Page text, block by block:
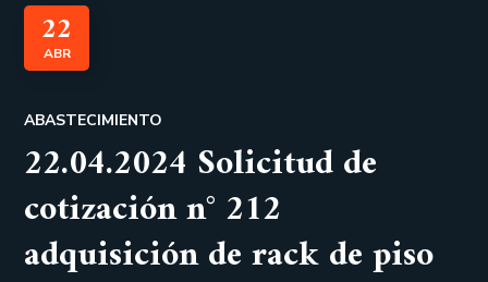
22
ABR
ABASTECIMIENTO
22.04.2024 Solicitud de
cotización n° 212
adquisición de rack de piso